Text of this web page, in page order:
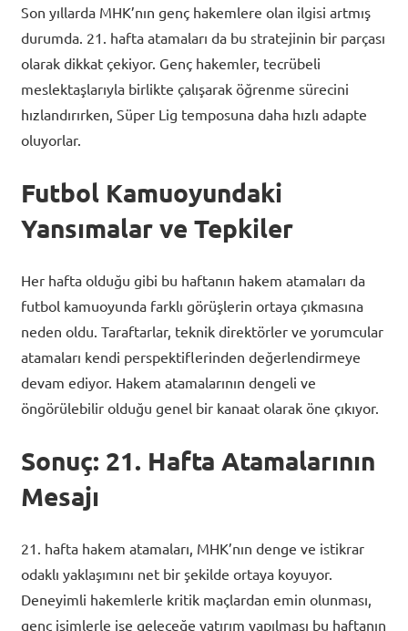
Son yıllarda MHK’nın genç hakemlere olan ilgisi artmış
durumda. 21. hafta atamaları da bu stratejinin bir parçası
olarak dikkat çekiyor. Genç hakemler, tecrübeli
meslektaşlarıyla birlikte çalışarak öğrenme sürecini
hızlandırırken, Süper Lig temposuna daha hızlı adapte
oluyorlar.
Futbol Kamuoyundaki
Yansımalar ve Tepkiler
Her hafta olduğu gibi bu haftanın hakem atamaları da
futbol kamuoyunda farklı görüşlerin ortaya çıkmasına
neden oldu. Taraftarlar, teknik direktörler ve yorumcular
atamaları kendi perspektiflerinden değerlendirmeye
devam ediyor. Hakem atamalarının dengeli ve
öngörülebilir olduğu genel bir kanaat olarak öne çıkıyor.
Sonuç: 21. Hafta Atamalarının
Mesajı
21. hafta hakem atamaları, MHK’nın denge ve istikrar
odaklı yaklaşımını net bir şekilde ortaya koyuyor.
Deneyimli hakemlerle kritik maçlardan emin olunması,
genç isimlerle ise geleceğe yatırım yapılması bu haftanın